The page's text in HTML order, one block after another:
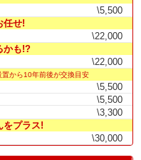
\5,500
任せ!
\22,000
かも!?
\22,000
から10年前後が交換目安
\5,500
\5,500
\3,300
をプラス!
\30,000